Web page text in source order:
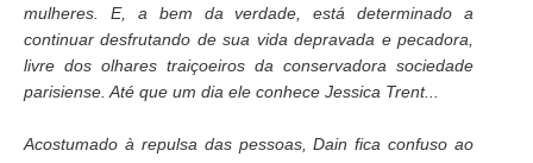
mulheres. E, a bem da verdade, está determinado a
continuar desfrutando de sua vida depravada e pecadora,
livre dos olhares traiçoeiros da conservadora sociedade
parisiense. Até que um dia ele conhece Jessica Trent...
Acostumado à repulsa das pessoas, Dain fica confuso ao